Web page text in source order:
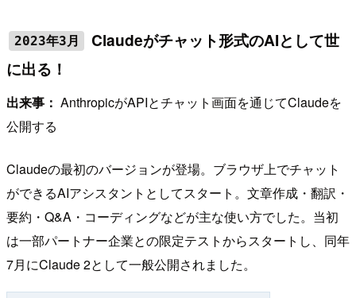
2023年3月
Claudeがチャット形式のAIとして世
に出る！
出来事： AnthropicがAPIとチャット画面を通じてClaudeを
公開する
Claudeの最初のバージョンが登場。ブラウザ上でチャット
ができるAIアシスタントとしてスタート。文章作成・翻訳・
要約・Q&A・コーディングなどが主な使い方でした。当初
は一部パートナー企業との限定テストからスタートし、同年
7月にClaude 2として一般公開されました。